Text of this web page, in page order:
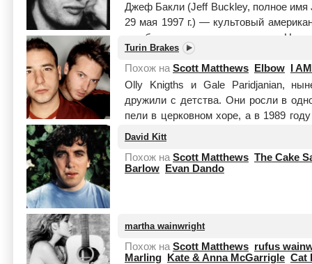
Джеф Бакли (Jeff Buckley, полное
29 мая 1997 г.) — культовый
погиб в возрасте тридцати лет.
целиком
Turin Brakes
Похож на Scott Matthews Elbow
I
Olly Knigths и Gale Paridjanian,
дружили с детства. Они росли в
пели в церковном хоре, а в 1989
К...Читать целиком
David Kitt
Похож на Scott Matthews The Cake
Barlow
Evan Dando
martha wainwright
Похож на Scott Matthews rufus
Marling
Kate & Anna McGarrigle Cat